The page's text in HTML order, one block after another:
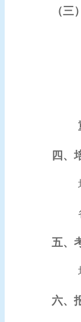
（
四、
五、
六、